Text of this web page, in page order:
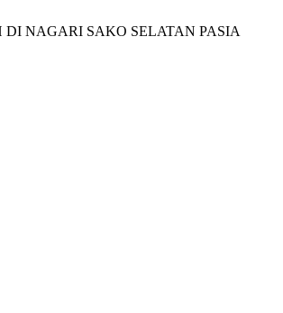
DI NAGARI SAKO SELATAN PASIA